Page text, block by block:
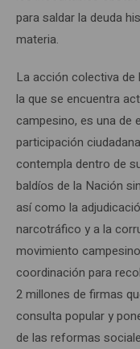
para saldar la deuda
materia.
La acción colectiva de
la que se encuentra
campesino, es una de
participación
contempla dentro de
baldíos de la Nación
así como la
narcotráfico y a la
movimiento
coordinación para
2 millones de firmas
consulta popular y
de las reformas